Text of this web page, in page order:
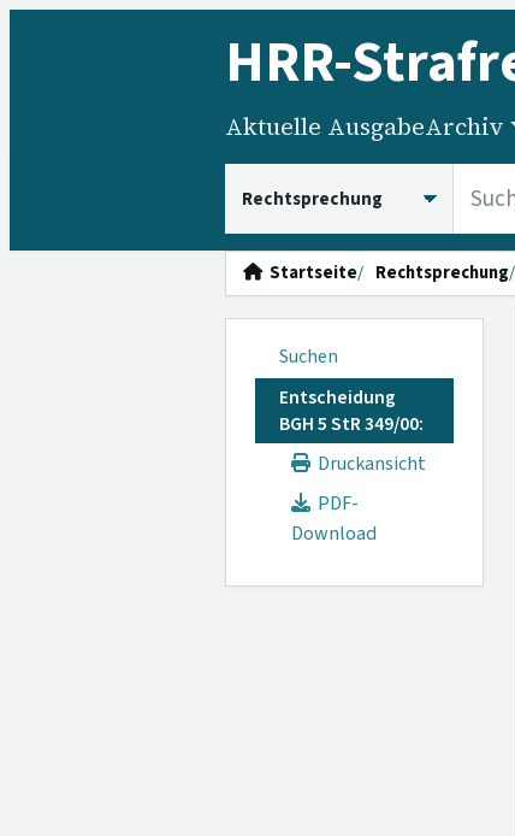
HRR-
Aktuelle AusgabeArchiv
Startseite Rechtsprechung
Suchen
Entscheidung
BGH 5 StR 349/00:
Druckansicht
PDF-
Download